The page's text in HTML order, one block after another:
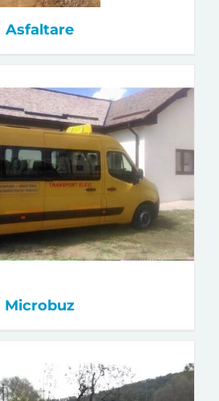
Asfaltare
Microbuz